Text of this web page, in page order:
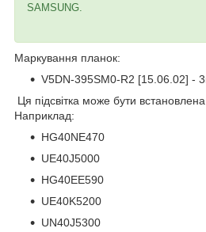
SAMSUNG.
Маркування планок:
V5DN-395SM0-R2 [15.06.02] -
Ця підсвітка може бути
Наприклад:
HG40NE470
UE40J5000
HG40EE590
UE40K5200
UN40J5300